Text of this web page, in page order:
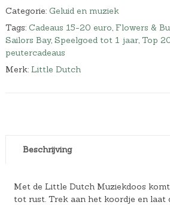
Categorie: Geluid en muziek
Tags: Cadeaus 15-20 euro, Flowers &
Sailors Bay, Speelgoed tot 1 jaar, Top
peutercadeaus
Merk: Little Dutch
Beschrijving
Met de Little Dutch Muziekdoos
tot rust. Trek aan het koordje en laat